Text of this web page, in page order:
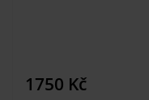
1750 Kč